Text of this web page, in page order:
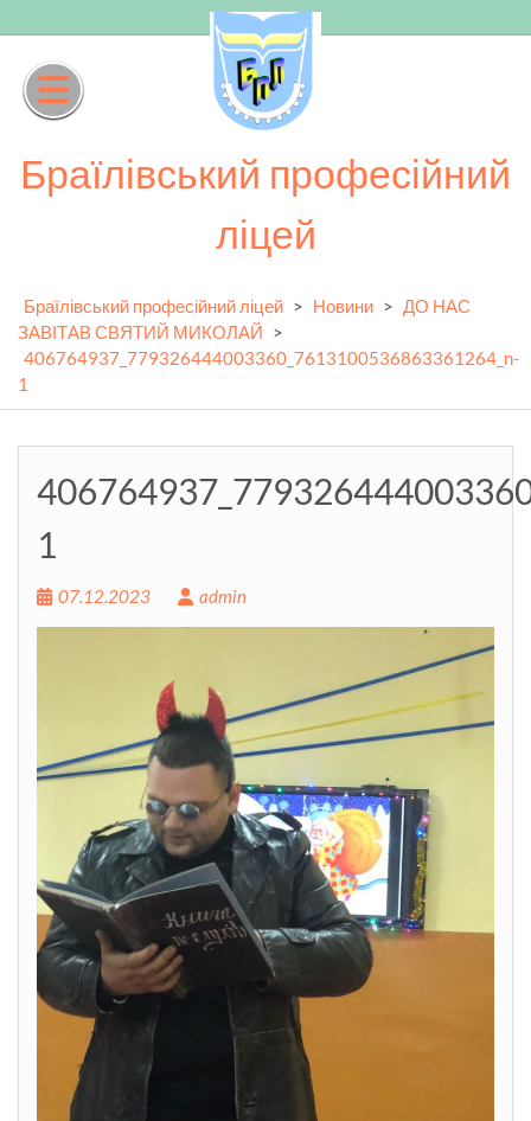
to
content
Браїлівський професійний
ліцей
Браїлівський професійний ліцей > Новини > ДО НАС
ЗАВІТАВ СВЯТИЙ МИКОЛАЙ >
406764937_779326444003360_7613100536863361264_n-
1
1
07.12.2023 admin